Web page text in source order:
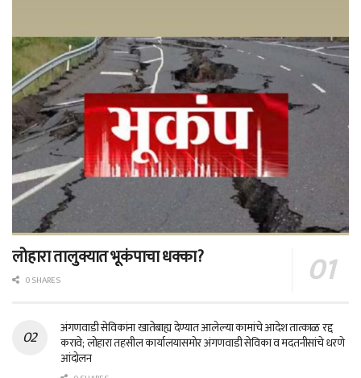
लोहारा तालुक्यात भूकंपाचा धक्का?
0 SHARES
अंगणवाडी सेविकांना खातेबाह्य देण्यात आलेल्या कामांचे आदेश तात्काळ रद्द
करावे; लोहारा तहसील कार्यालयासमोर अंगणवाडी सेविका व मदतनीसांचे धरणे
आंदोलन